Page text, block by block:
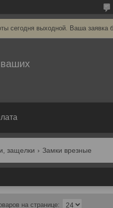
сегодня выходной. Ваша заявка
защелки Замки врезные